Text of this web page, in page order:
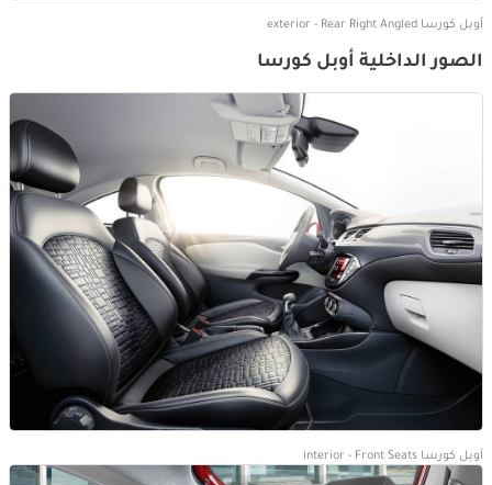
أوبل كورسا exterior - Rear Right Angled
الصور الداخلية أوبل كورسا
أوبل كورسا interior - Front Seats